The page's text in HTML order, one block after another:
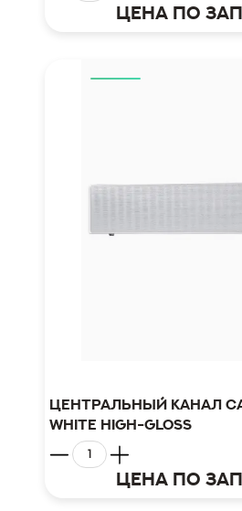
Цена по
Центральный канал
white high-gloss
Цена по